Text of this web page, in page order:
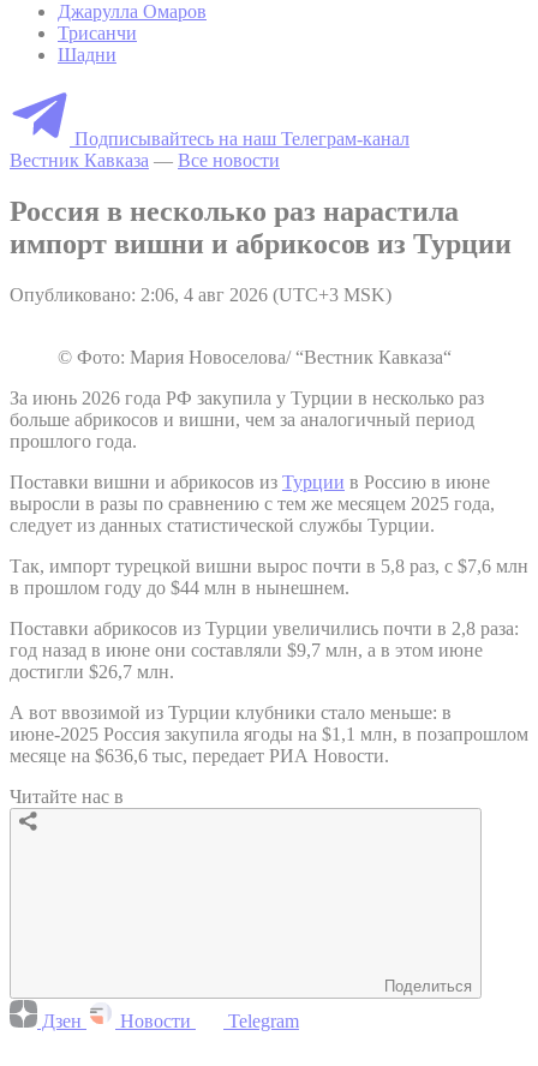
Джарулла Омаров
Трисанчи
Шадни
Подписывайтесь на наш Телеграм-канал
Вестник Кавказа — Все новости
Россия в несколько раз нарастила
импорт вишни и абрикосов из Турции
Опубликовано: 2:06, 4 авг 2026 (UTC+3 MSK)
выросли в разы по сравнению с тем же месяцем 2025 года,
следует из данных статистической службы Турции.